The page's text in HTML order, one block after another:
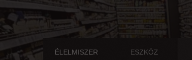
ÉLELMISZER ESZKÖZ